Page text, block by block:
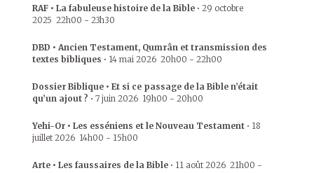
RAF • La fabuleuse histoire de la Bible • 29 octobre
2025 22h00 - 23h30
DBD • Ancien Testament, Qumrân et transmission des
textes bibliques • 14 mai 2026 20h00 - 22h00
Dossier Biblique • Et si ce passage de la Bible n’était
qu’un ajout ? • 7 juin 2026 19h00 - 20h00
Yehi-Or • Les esséniens et le Nouveau Testament • 18
juillet 2026 14h00 - 15h00
Arte • Les faussaires de la Bible • 11 août 2026 21h00 -